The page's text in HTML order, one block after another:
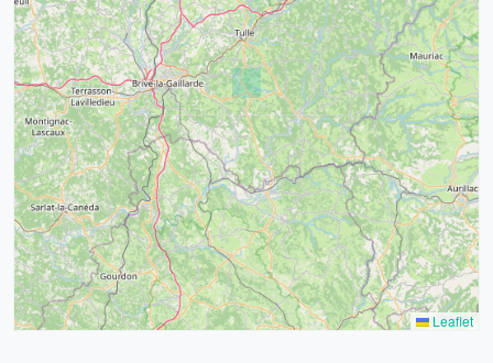
15
21
14
32
39
52 68
43
Leaflet